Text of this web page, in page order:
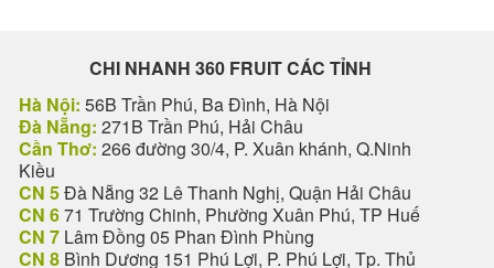
CHI NHANH 360 FRUIT CÁC TỈNH
Hà Nội: 56B Trần Phú, Ba Đình, Hà Nội
Đà Nẵng: 271B Trần Phú, Hải Châu
Cần Thơ: 266 đường 30/4, P. Xuân khánh, Q.Ninh
Kiều
CN 5Đà Nẵng 32 Lê Thanh Nghị, Quận Hải Châu
CN 671 Trường Chinh, Phường Xuân Phú, TP Huế
CN 7 Lâm Đồng 05 Phan Đình Phùng
CN 8 Bình Dương 151 Phú Lợi, P. Phú Lợi, Tp. Thủ